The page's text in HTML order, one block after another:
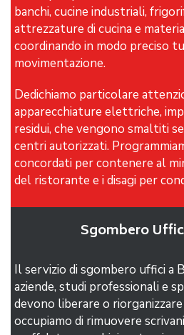
banchi, cucine industriali,
attrezzature di cucina e
coordinando in modo preciso
movimentazione.
Dedichiamo particolare
apparecchiature elettriche,
residui, che vengono smaltiti
centri autorizzati.
concordati per contenere al
del ristorante e i disagi per
Sgombero
Il servizio di sgombero uffici a
aziende, studi professionali e
devono liberare o
occupiamo di rimuovere